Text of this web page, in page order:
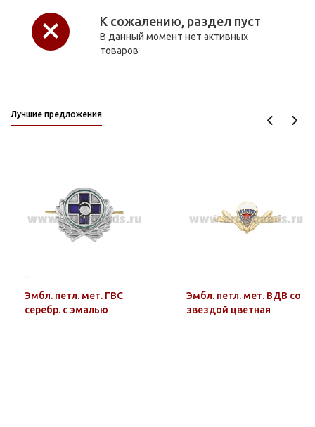
К сожалению, раздел пуст
В данный момент нет активных
товаров
Лучшие предложения
Эмбл. петл. мет. ГВС
серебр. с эмалью
Эмбл. петл. мет. ВДВ со
звездой цветная